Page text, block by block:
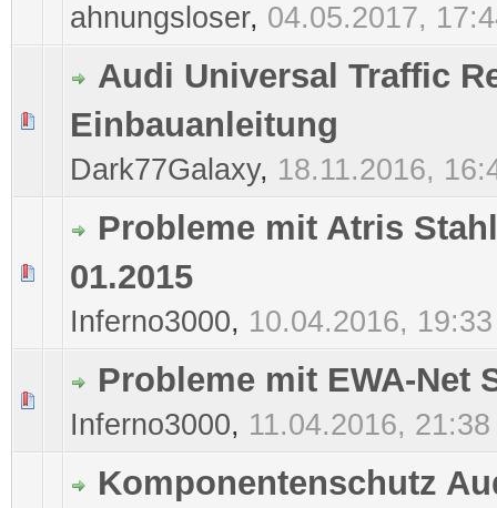
ahnungsloser, 04.05.2017,
Audi Universal Traffic
Einbauanleitung
Dark77Galaxy, 18.11.2016,
0 Bewertung(en) - 0 von 5 durchschnittlich
12 345
Probleme mit Atris
01.2015
Inferno3000, 10.04.2016, 19:33
0 Bewertung(en) - 0 von 5 durchschnittlich
Probleme mit EWA-Net
Inferno3000, 11.04.2016, 21:38
Komponentenschutz